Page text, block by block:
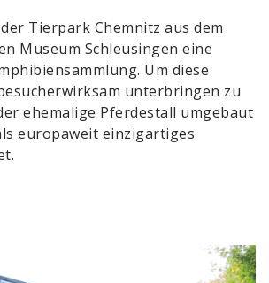
Tierpark Chemnitz aus dem
Museum Schleusingen eine
Um diese
unterbringen zu
ehemalige Pferdestall umgebaut
europaweit einzigartiges